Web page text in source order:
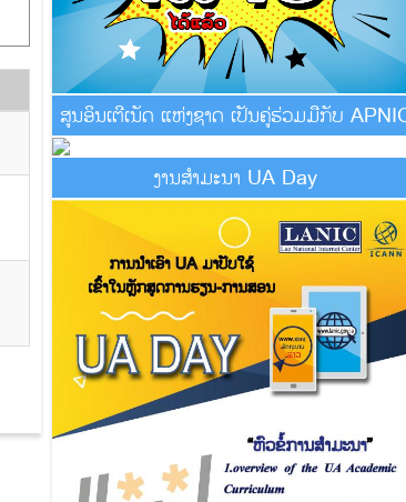
ສູນອິນເຕີເນັດ ແຫ່ງຊາດ ເປັນຄູ່ຮ່ວມມືກັບ
ງານສຳມະນາ UA Day